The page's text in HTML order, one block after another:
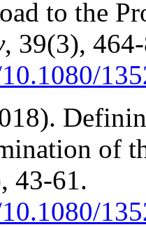
to the
, 39(3),
of
43-61.